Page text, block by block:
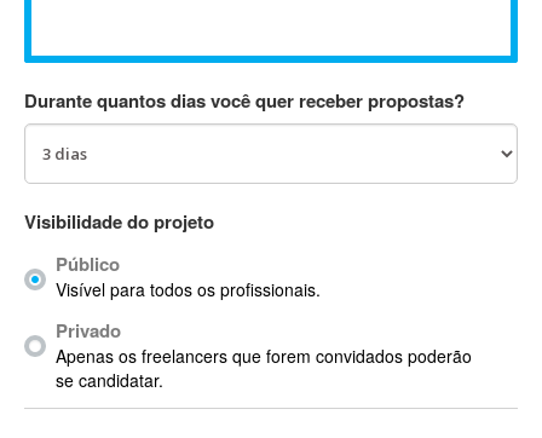
AC Drives
ACARS
AccountMate
Acrobat
Acrobat X
Acronis
ACT
Durante quantos dias você quer receber propostas?
Visibilidade do projeto
Público
Visível para todos os profissionais.
Privado
Apenas os freelancers que forem convidados poderão
se candidatar.